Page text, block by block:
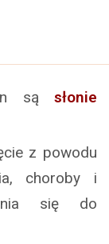
są słonie
z powodu
choroby i
się do